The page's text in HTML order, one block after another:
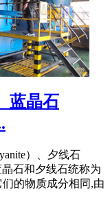
蓝晶石
）、夕线石
晶石和夕线石统称为
的物质成分相同,由